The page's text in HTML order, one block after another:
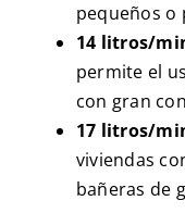
pequeños o
14 litros/
permite el
con gran
17 litros/
viviendas
bañeras de